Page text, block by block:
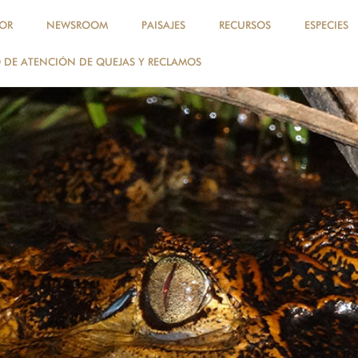
NEWSROOM PAISAJES RECURSOS ESPECIES
ATENCIÓN DE QUEJAS Y RECLAMOS